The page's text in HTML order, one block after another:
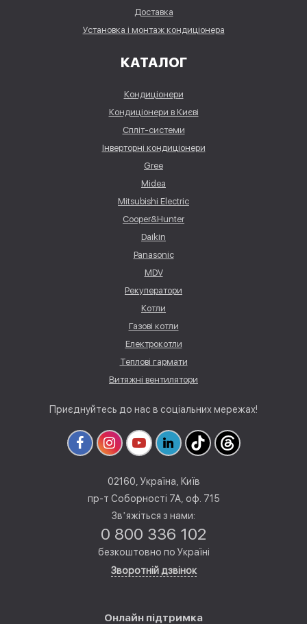
Доставка
Установка і монтаж кондиціонера
КАТАЛОГ
Кондиціонери
Кондиціонери в Києві
Спліт-системи
Інверторні кондиціонери
Gree
Midea
Mitsubishi Electric
Cooper&Hunter
Daikin
Panasonic
MDV
Рекуператори
Котли
Газові котли
Електрокотли
Теплові гармати
Витяжні вентилятори
Приєднуйтесь до нас в соціальних мережах!
02160, Україна, Київ
пр-т Соборності 7А, оф. 715
Звʼяжіться з нами:
0 800 336 102
безкоштовно по Україні
Зворотній дзвінок
Онлайн підтримка